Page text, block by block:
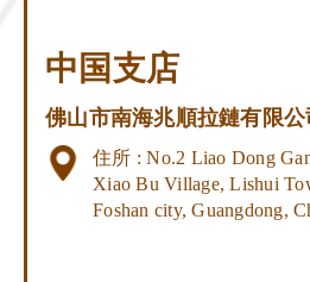
中国支店
佛山市南海兆順拉鏈有限公
住所 : No.2 Liao Dong
Xiao Bu Village, Lishui
Foshan city, Guangdong,